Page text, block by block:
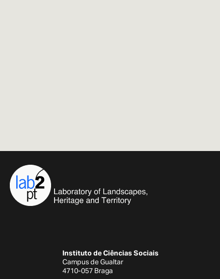
Instituto de Ciências Sociais
Campus de Gualtar
4710-057 Braga